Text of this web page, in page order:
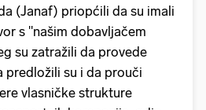
(Janaf) priopćili da su imali
s "našim dobavljačem
su zatražili da provede
predložili su i da prouči
vlasničke strukture